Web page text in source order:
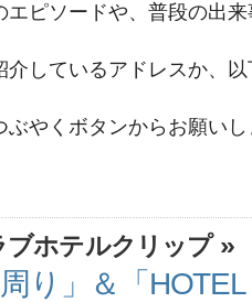
エピソードや、普段の出
介しているアドレスか、
ぶやくボタンからお願い
ブホテルクリップ»
り」＆「